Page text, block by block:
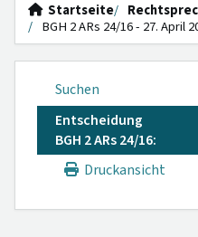
Startseite
BGH 2 ARs 24/16 - 27. April
Suchen
Entscheidung
BGH 2 ARs 24/16:
Druckansicht